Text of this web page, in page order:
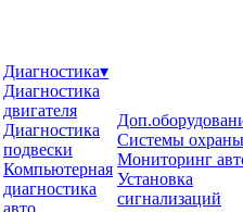
Диагностика▾
Диагностика
двигателя
Диагностика
подвески
Компьютерная
диагностика
авто
Системы охраны
Мониторинг
Установка
сигнализаций